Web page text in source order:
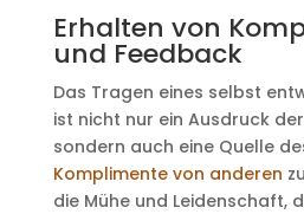
Erhalten von
und Feedback
Das Tragen eines selbst
ist nicht nur ein Ausdruck
sondern auch eine Quelle
Komplimente von anderen
die Mühe und Leidenschaft,